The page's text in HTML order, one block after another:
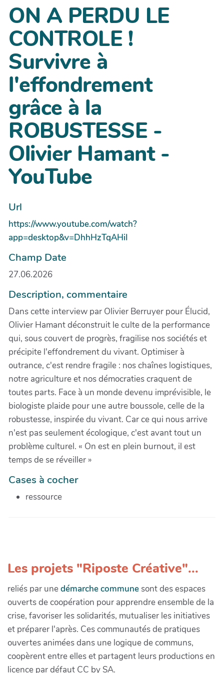
ON A PERDU LE
CONTROLE !
Survivre à
l'effondrement
grâce à la
ROBUSTESSE -
Olivier Hamant -
YouTube
Url
https://www.youtube.com/watch?
app=desktop&v=DhhHzTqAHiI
Champ Date
27.06.2026
Description, commentaire
Dans cette interview par Olivier Berruyer pour Élucid,
Olivier Hamant déconstruit le culte de la performance
qui, sous couvert de progrès, fragilise nos sociétés et
précipite l'effondrement du vivant. Optimiser à
outrance, c'est rendre fragile : nos chaînes logistiques,
notre agriculture et nos démocraties craquent de
toutes parts. Face à un monde devenu imprévisible, le
biologiste plaide pour une autre boussole, celle de la
robustesse, inspirée du vivant. Car ce qui nous arrive
n'est pas seulement écologique, c'est avant tout un
problème culturel. « On est en plein burnout, il est
temps de se réveiller »
Cases à cocher
ressource